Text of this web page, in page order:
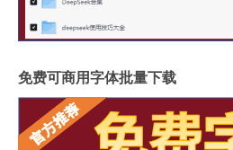
免费可商用字体批量下载